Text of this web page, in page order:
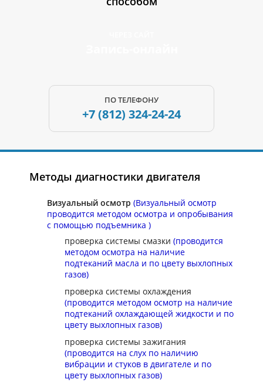
ПО ТЕЛЕФОНУ
+7 (812) 324-24-24
Методы диагностики двигателя
Визуальный осмотр (Визуальный осмотр
проводится методом осмотра и опробывания
с помощью подъемника )
проверка системы смазки (проводится
методом осмотра на наличие
подтеканий масла и по цвету выхлопных
газов)
проверка системы охлаждения
(проводится методом осмотр на наличие
подтеканий охлаждающей жидкости и по
цвету выхлопных газов)
проверка системы зажигания
(проводится на слух по наличию
вибрации и стуков в двигателе и по
цвету выхлопных газов)